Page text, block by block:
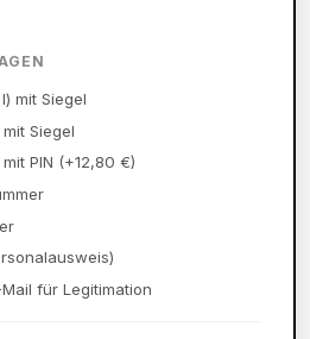
mit Siegel
Siegel
PIN (+12,80 €)
für Legitimation